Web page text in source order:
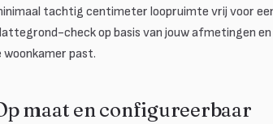
tachtig centimeter loopruimte vrij voor
check op basis van jouw afmetingen
woonkamer past.
maat en configureerbaar